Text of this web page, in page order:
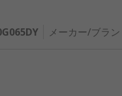
メーカー/ブラン